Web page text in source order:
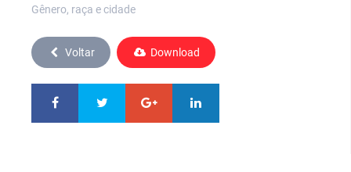
Gênero, raça e cidade
Voltar Download